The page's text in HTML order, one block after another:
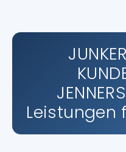
Leistungen